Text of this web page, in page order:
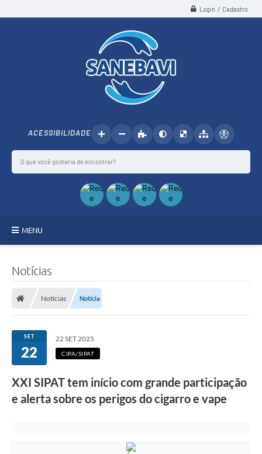
Login / Cadastro
ACESSIBILIDADE
MENU
ÁGUA
COMPRAS E LICITAÇÕES
CONTATOS
Notícias
Notícias Notícia
SET
22
22 SET 2025
CIPA/SIPAT
XXI SIPAT tem início com grande participação
e alerta sobre os perigos do cigarro e vape